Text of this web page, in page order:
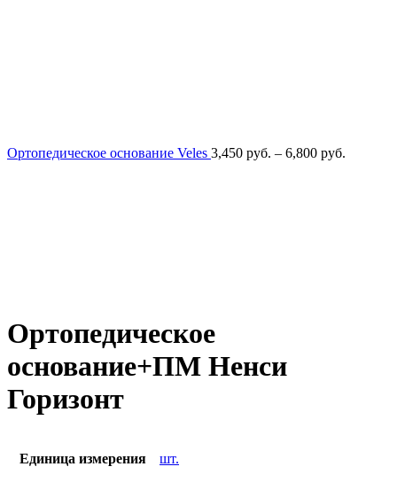
Ортопедическое основание Veles 3,450 руб. – 6,800 руб.
Ортопедическое
основание+ПМ Ненси
Горизонт
Единица измерения шт.